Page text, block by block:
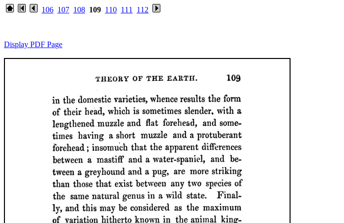
106 107 108 109 110 111 112
Display PDF Page